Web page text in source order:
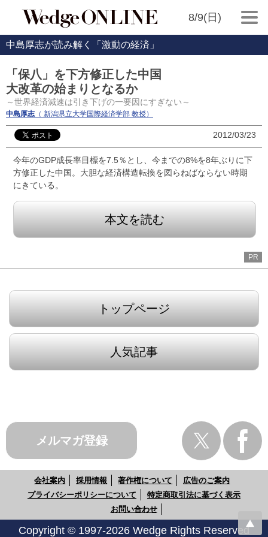
8/9(日)
中島厚志が読み解く「激動の経済」
「保八」を下方修正した中国
大改革の始まりとなるか
～世界経済減速は引き下げの一要因にすぎない～
中島厚志（ 新潟県立大学国際経済学部 教授）
2012/03/23
今年のGDP成長率目標を7.5％とし、今までの8%を8年ぶりに下
方修正した中国。大胆な経済構造転換を図らねばならない時期
にきている。
本文を読む
PR
トップページ
人気記事
メルマガ登録
会社案内 採用情報 著作権について
広告のご案内
プライバシーポリシーについて
特定商取引法に基づく表示
お問い合わせ
Copyright © 1997-2026 Wedge Rights Reserved